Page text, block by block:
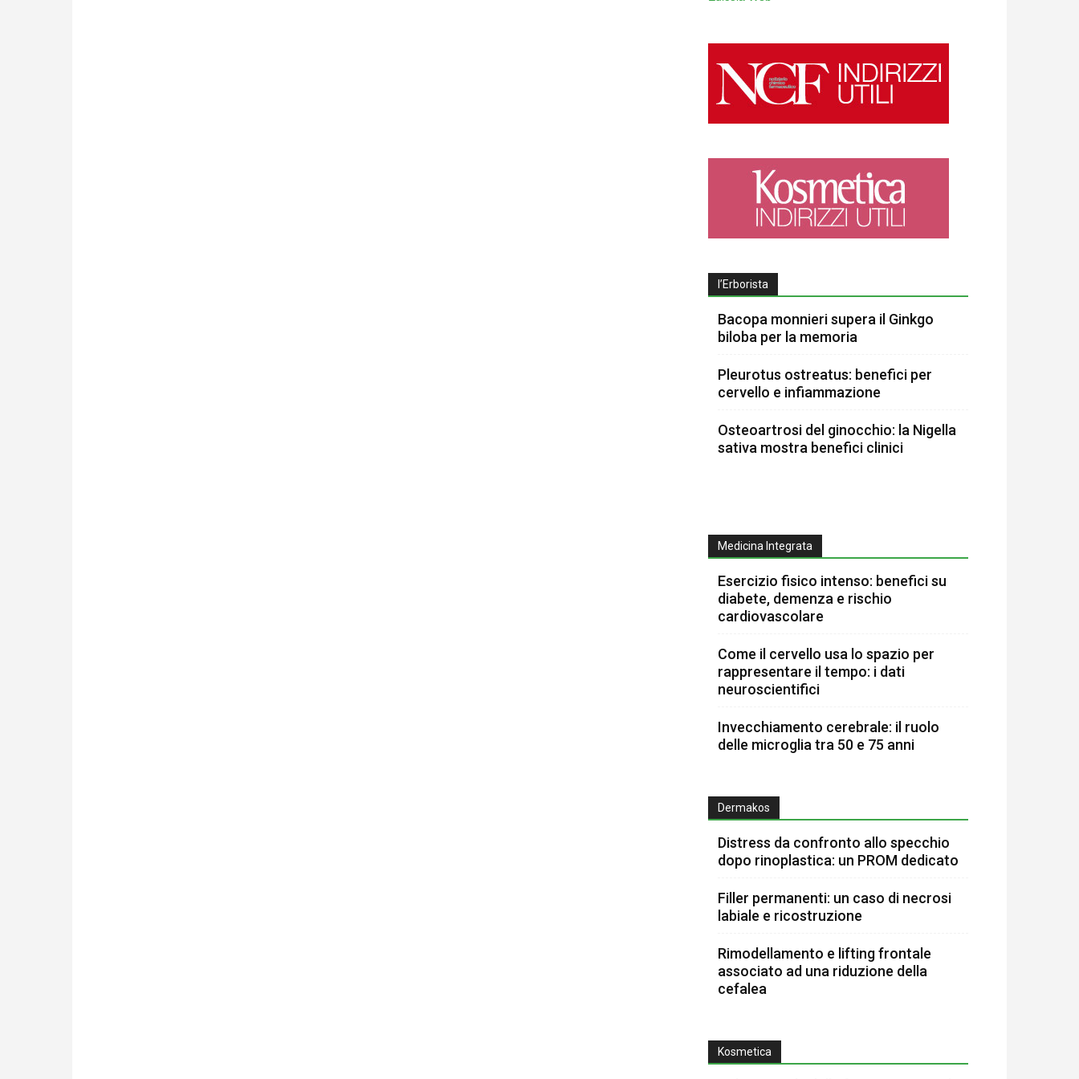
l’Erborista
Bacopa monnieri supera il Ginkgo
biloba per la memoria
Pleurotus ostreatus: benefici per
cervello e infiammazione
Osteoartrosi del ginocchio: la Nigella
sativa mostra benefici clinici
Medicina Integrata
Esercizio fisico intenso: benefici su
diabete, demenza e rischio
cardiovascolare
Come il cervello usa lo spazio per
rappresentare il tempo: i dati
neuroscientifici
Invecchiamento cerebrale: il ruolo
delle microglia tra 50 e 75 anni
Dermakos
Distress da confronto allo specchio
dopo rinoplastica: un PROM dedicato
Filler permanenti: un caso di necrosi
labiale e ricostruzione
Rimodellamento e lifting frontale
associato ad una riduzione della
cefalea
Kosmetica